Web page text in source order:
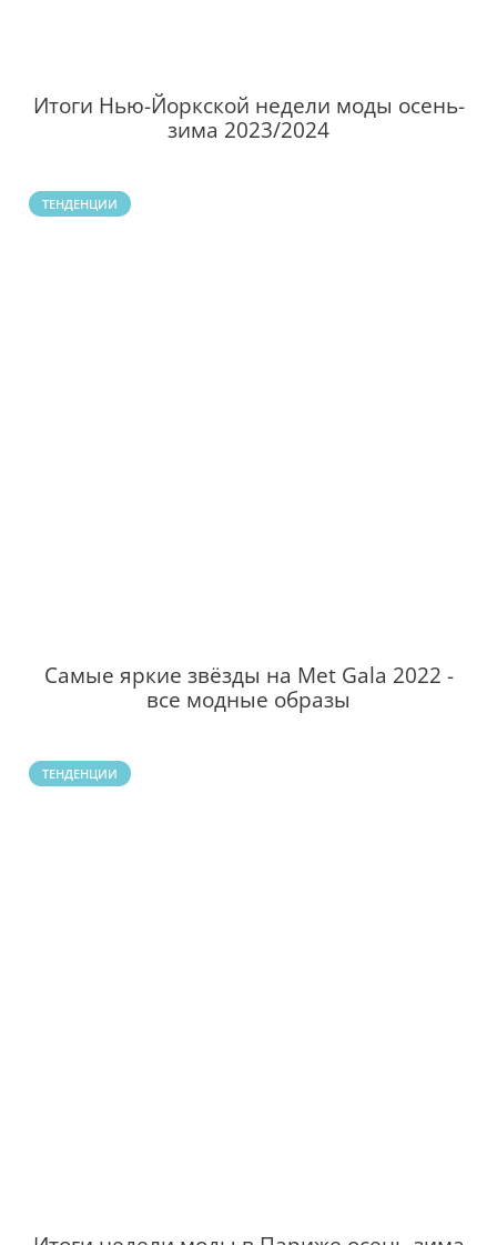
Итоги Нью-Йоркской недели моды осень-
зима 2023/2024
ТЕНДЕНЦИИ
Самые яркие звёзды на Met Gala 2022 -
все модные образы
ТЕНДЕНЦИИ